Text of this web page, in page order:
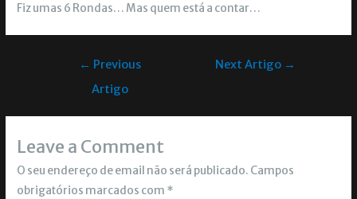
Fiz umas 6 Rondas… Mas quem está a contar…
← Previous
Artigo
Next Artigo →
Leave a Comment
O seu endereço de email não será publicado. Campos
obrigatórios marcados com *